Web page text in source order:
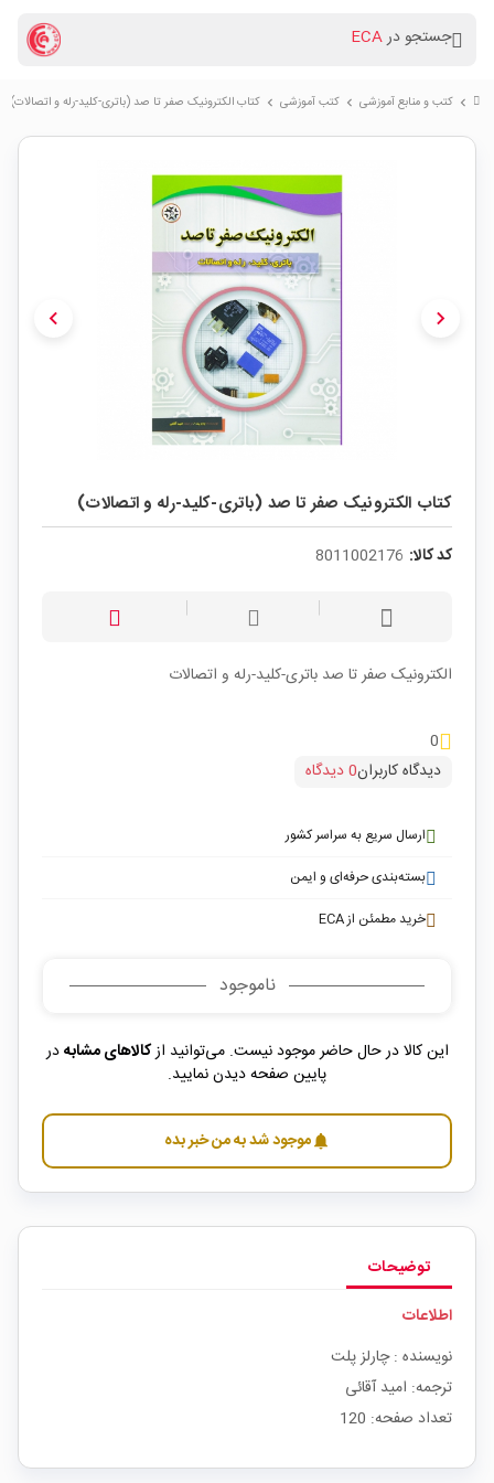
جستجو درECA
chevron_right کتب و منابع آموزشی chevron_right کتب آموزشی chevron_right کتاب الکترونیک صفر تا صد (باتری-کلید-رله و اتصالات)
chevron_left chevron_right
کتاب الکترونیک صفر تا صد (باتری-کلید-رله و اتصالات)
کد کالا: 8011002176
الکترونیک صفر تا صد باتری-کلید-رله و اتصالات
0
دیدگاه کاربران0 دیدگاه
ارسال سریع به سراسر کشور
بسته‌بندی حرفه‌ای و ایمن
خرید مطمئن از ECA
ناموجود
این کالا در حال حاضر موجود نیست. می‌توانید ازکالاهای مشابهدر
پایین صفحه دیدن نمایید.
notificationsموجود شد به من خبر بده
توضیحات
اطلاعات
نویسنده : چارلز پلت
ترجمه: امید آقائی
تعداد صفحه: 120